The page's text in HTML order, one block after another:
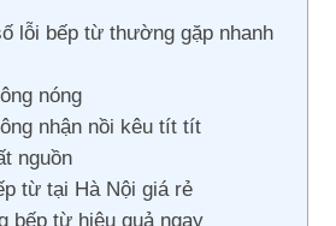
lỗi bếp từ thường gặp nhanh
nóng
nhận nồi kêu tít tít
nguồn
từ tại Hà Nội giá rẻ
bếp từ hiệu quả ngay